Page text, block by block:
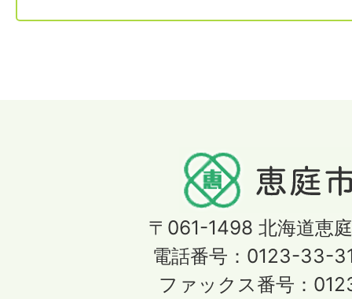
〒061-1498 北海道恵
電話番号：0123-33-
ファックス番号：